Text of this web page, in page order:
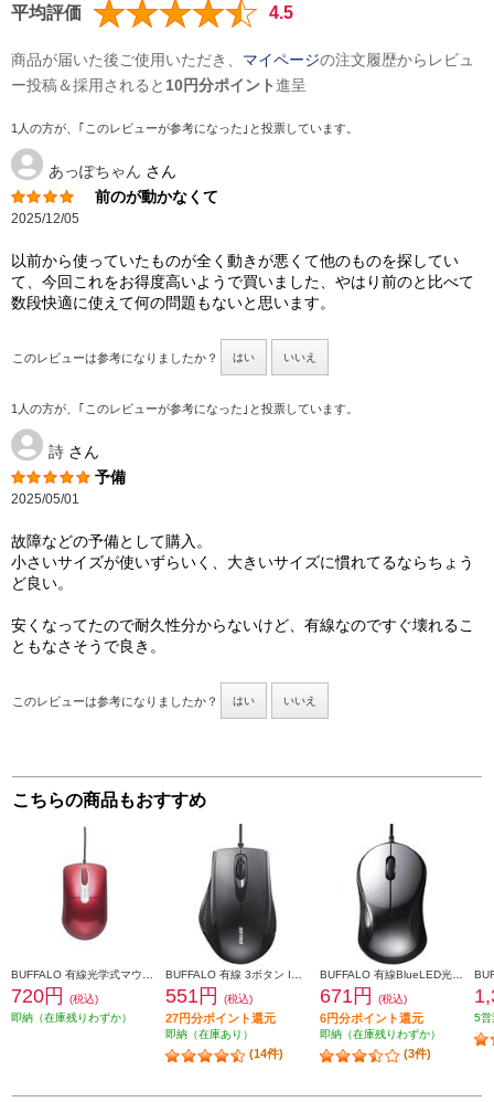
平均評価 4.5
商品が届いた後ご使用いただき、 マイページの注文履歴からレビュ
ー投稿＆採用されると 10円分ポイント進呈
1人の方が、｢このレビューが参考になった｣と投票しています。
あっぽちゃん さん
前のが動かなくて
2025/12/05
以前から使っていたものが全く動きが悪くて他のものを探してい
て、今回これをお得度高いようで買いました、やはり前のと比べて
数段快適に使えて何の問題もないと思います。
このレビューは参考になりましたか？ はい いいえ
1人の方が、｢このレビューが参考になった｣と投票しています。
詩 さん
予備
2025/05/01
故障などの予備として購入。
小さいサイズが使いずらいく、大きいサイズに慣れてるならちょう
ど良い。
安くなってたので耐久性分からないけど、有線なのですぐ壊れるこ
ともなさそうで良き。
このレビューは参考になりましたか？ はい いいえ
こちらの商品もおすすめ
720円
(税込)
即納（在庫残りわずか）
551円 (税込)
27円分ポイント還元
即納（在庫あり）
(14件)
671円 (税込)
6円分ポイント還元
即納（在庫残りわずか）
(3件)
5営